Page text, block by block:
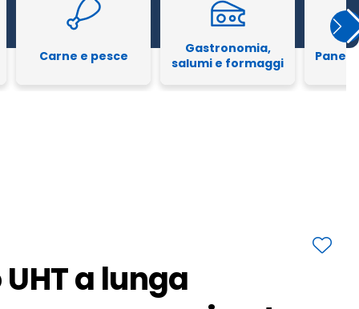
Carne e pesce
Gastronomia,
salumi e formaggi
Pane
a lunga